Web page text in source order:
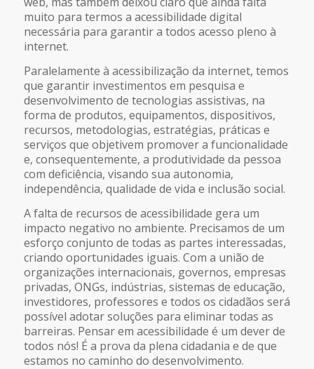
muito para termos a acessibilidade digital
necessária para garantir a todos acesso pleno à
internet.
Paralelamente à acessibilização da internet, temos
que garantir investimentos em pesquisa e
desenvolvimento de tecnologias assistivas, na
forma de produtos, equipamentos, dispositivos,
recursos, metodologias, estratégias, práticas e
serviços que objetivem promover a funcionalidade
e, consequentemente, a produtividade da pessoa
com deficiência, visando sua autonomia,
independência, qualidade de vida e inclusão social.
A falta de recursos de acessibilidade gera um
impacto negativo no ambiente. Precisamos de um
esforço conjunto de todas as partes interessadas,
criando oportunidades iguais. Com a união de
organizações internacionais, governos, empresas
privadas, ONGs, indústrias, sistemas de educação,
investidores, professores e todos os cidadãos será
possível adotar soluções para eliminar todas as
barreiras. Pensar em acessibilidade é um dever de
todos nós! É a prova da plena cidadania e de que
estamos no caminho do desenvolvimento.